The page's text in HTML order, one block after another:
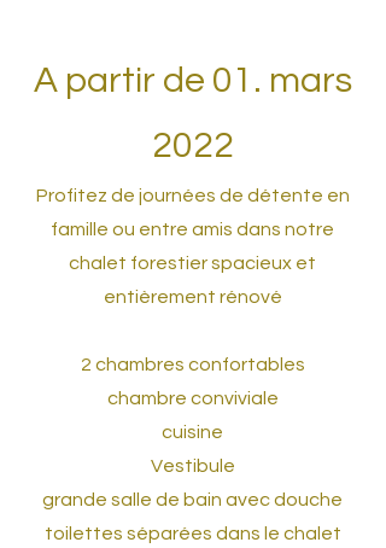
A partir de 01. mars
2022
Profitez de journées de détente en
famille ou entre amis dans notre
chalet forestier spacieux et
entièrement rénové
2 chambres confortables
chambre conviviale
cuisine
Vestibule
grande salle de bain avec douche
toilettes séparées dans le chalet